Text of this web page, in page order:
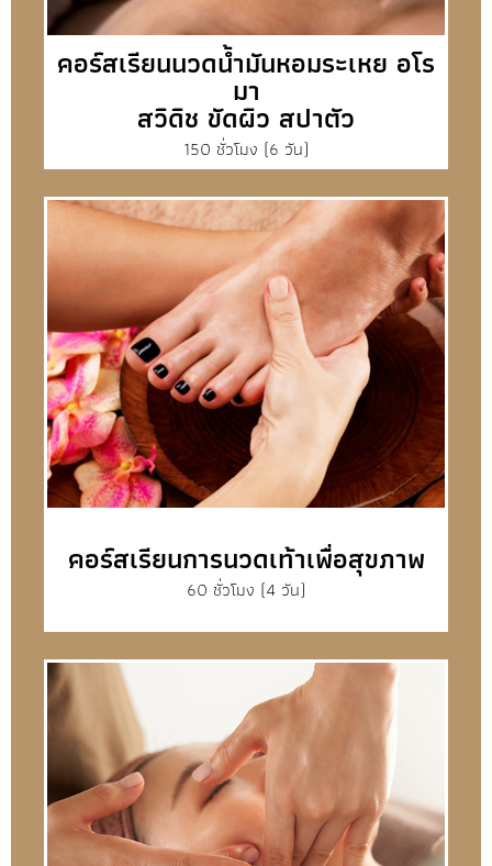
คอร์สเรียนนวดน้ำมันหอมระเหย อโร
มา
สวิดิช ขัดผิว สปาตัว
150 ชั่วโมง (6 วัน)
คอร์สเรียนการนวดเท้าเพื่อสุขภาพ
60 ชั่วโมง (4 วัน)